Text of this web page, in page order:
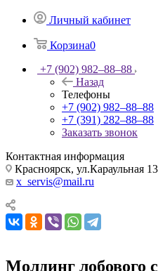
Личный кабинет
Корзина0
+7 (902) 982‒88‒88
Назад
Телефоны
+7 (902) 982‒88‒88
+7 (391) 282‒88‒88
Заказать звонок
Контактная информация
Красноярск, ул.Караульная
x_servis@mail.ru
Молдинг лобового